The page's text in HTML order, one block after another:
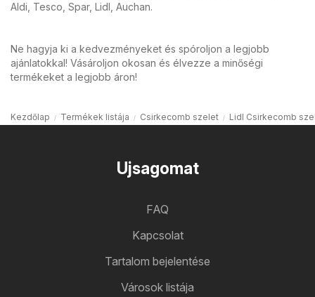
Aldi, Tesco, Spar, Lidl, Auchan.
Ne hagyja ki a kedvezményeket és spóroljon a legjobb
ajánlatokkal! Vásároljon okosan és élvezze a minőségi
termékeket a legjobb áron!
Kezdőlap Termékek listája Csirkecomb szelet Lidl Csirkecomb
Ujsagomat
FAQ
Kapcsolat
Tartalom bejelentése
Városok listája